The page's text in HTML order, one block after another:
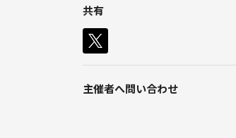
共有
主催者へ問い合わせ